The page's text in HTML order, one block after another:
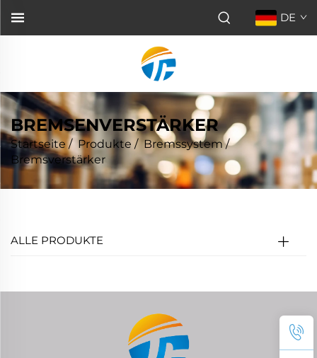
DE
BREMSENVERSTÄRKER
Startseite / Produkte /Bremssystem/
Bremsverstärker
ALLE PRODUKTE